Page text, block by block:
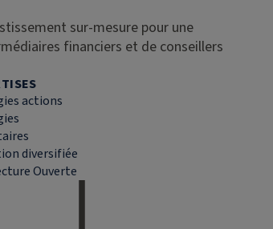
sur-mesure pour une
financiers et de conseillers
actions
diversifiée
Ouverte